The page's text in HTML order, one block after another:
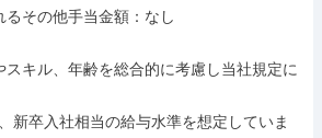
その他手当金額：なし
キル、年齢を総合的に考慮し当社規定に
新卒入社相当の給与水準を想定していま